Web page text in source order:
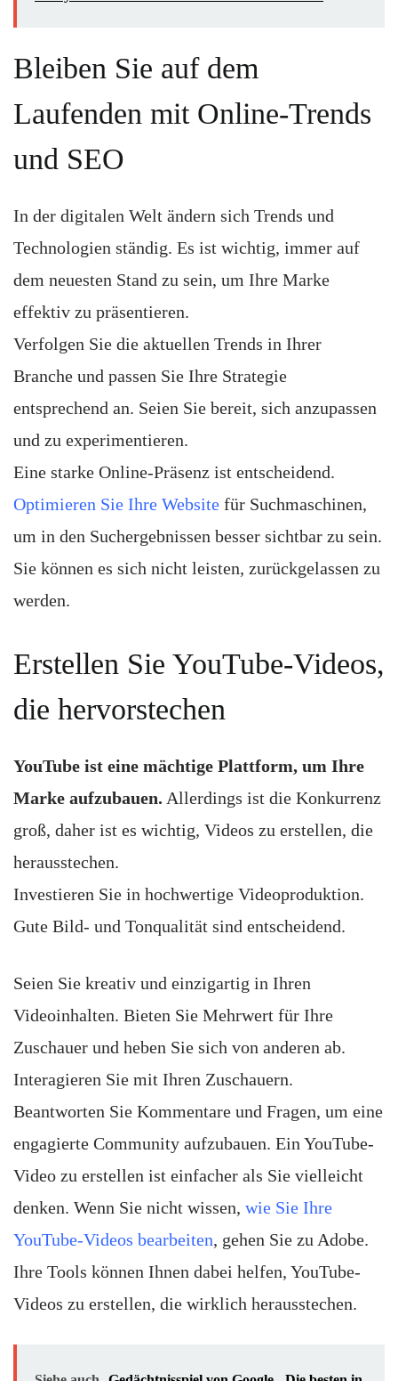
Bleiben Sie auf dem
Laufenden mit Online-Trends
und SEO
In der digitalen Welt ändern sich Trends und
Technologien ständig. Es ist wichtig, immer auf
dem neuesten Stand zu sein, um Ihre Marke
effektiv zu präsentieren.
Verfolgen Sie die aktuellen Trends in Ihrer
Branche und passen Sie Ihre Strategie
entsprechend an. Seien Sie bereit, sich anzupassen
und zu experimentieren.
Eine starke Online-Präsenz ist entscheidend.
Optimieren Sie Ihre Website für Suchmaschinen,
um in den Suchergebnissen besser sichtbar zu sein.
Sie können es sich nicht leisten, zurückgelassen zu
werden.
Erstellen Sie YouTube-Videos,
die hervorstechen
YouTube ist eine mächtige Plattform, um Ihre
Marke aufzubauen. Allerdings ist die Konkurrenz
groß, daher ist es wichtig, Videos zu erstellen, die
herausstechen.
Investieren Sie in hochwertige Videoproduktion.
Gute Bild- und Tonqualität sind entscheidend.
Seien Sie kreativ und einzigartig in Ihren
Videoinhalten. Bieten Sie Mehrwert für Ihre
Zuschauer und heben Sie sich von anderen ab.
Interagieren Sie mit Ihren Zuschauern.
Beantworten Sie Kommentare und Fragen, um eine
engagierte Community aufzubauen. Ein YouTube-
Video zu erstellen ist einfacher als Sie vielleicht
denken. Wenn Sie nicht wissen, wie Sie Ihre
YouTube-Videos bearbeiten, gehen Sie zu Adobe.
Ihre Tools können Ihnen dabei helfen, YouTube-
Videos zu erstellen, die wirklich herausstechen.